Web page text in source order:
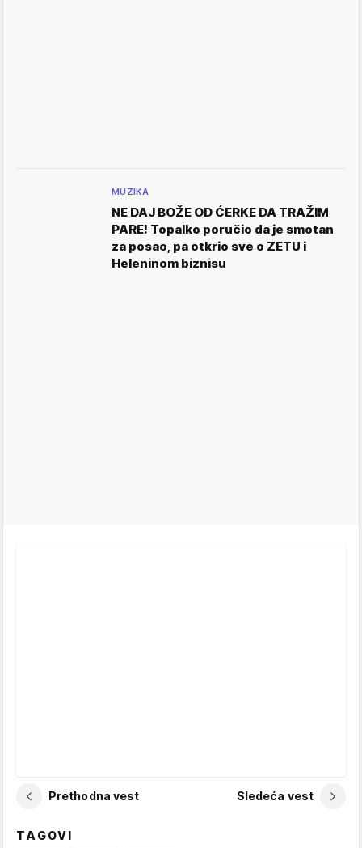
MUZIKA
NE DAJ BOŽE OD ĆERKE DA TRAŽIM
PARE! Topalko poručio da je smotan
za posao, pa otkrio sve o ZETU i
Heleninom biznisu
Prethodna vest Sledeća vest
TAGOVI